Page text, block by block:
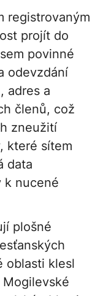
registrovaným
projít do
povinné
odevzdání
adres a
členů, což
zneužití
které sítem
data
k nucené
plošné
oblasti klesl